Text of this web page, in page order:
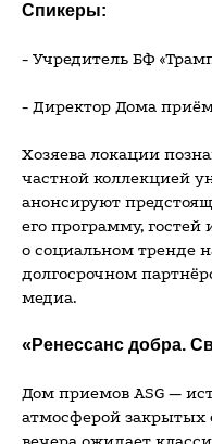
Спикеры:
- Учредитель БФ
- Директор Дома
Хозяева локации
частной коллекцией
анонсируют
его программу, гостей
о социальном тренде
долгосрочном
медиа.
«Ренессанс добра.
Дом приемов ASG —
атмосферой закрытых